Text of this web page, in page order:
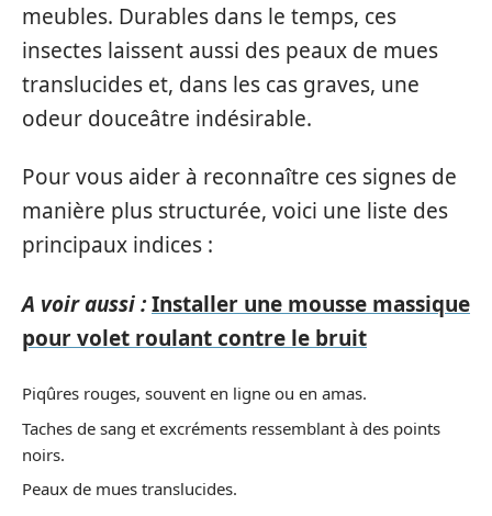
meubles. Durables dans le temps, ces
insectes laissent aussi des peaux de mues
translucides et, dans les cas graves, une
odeur douceâtre indésirable.
Pour vous aider à reconnaître ces signes de
manière plus structurée, voici une liste des
principaux indices :
A voir aussi :Installer une mousse massique
pour volet roulant contre le bruit
Piqûres rouges, souvent en ligne ou en amas.
Taches de sang et excréments ressemblant à des points
noirs.
Peaux de mues translucides.